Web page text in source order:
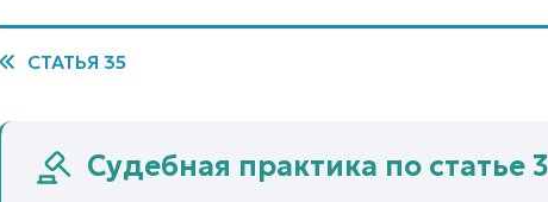
СТАТЬЯ 35
Судебная практика по статье